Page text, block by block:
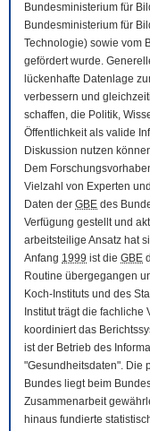
Bundesministerium für
Bundesministerium für
Technologie) sowie vom
gefördert wurde.
lückenhafte Datenlage
verbessern und
schaffen, die Politik,
Öffentlichkeit als valide
Diskussion nutzen
Dem
Vielzahl von Experten
Daten der GBE des
Verfügung gestellt und
arbeitsteilige Ansatz hat
Anfang 1999 ist die GBE
Routine übergegangen
Koch-Instituts und des
Institut trägt die fachliche
koordiniert das
ist der Betrieb des
"Gesundheitsdaten". Die
Bundes liegt beim
Zusammenarbeit
hinaus fundierte